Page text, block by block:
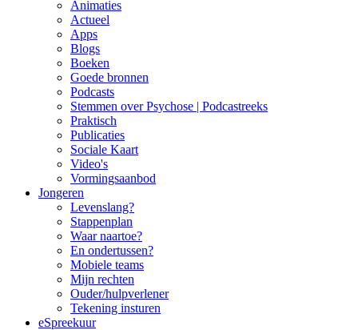
Animaties
Actueel
Apps
Blogs
Boeken
Goede bronnen
Podcasts
Stemmen over Psychose | Podcastreeks
Praktisch
Publicaties
Sociale Kaart
Video's
Vormingsaanbod
Jongeren
Levenslang?
Stappenplan
Waar naartoe?
En ondertussen?
Mobiele teams
Mijn rechten
Ouder/hulpverlener
Tekening insturen
eSpreekuur